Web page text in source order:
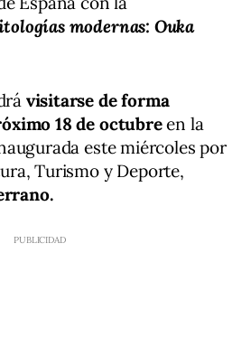
modernas: Ouka
visitarse de forma
18 de octubreen la
este miércoles por
Turismo y Deporte,